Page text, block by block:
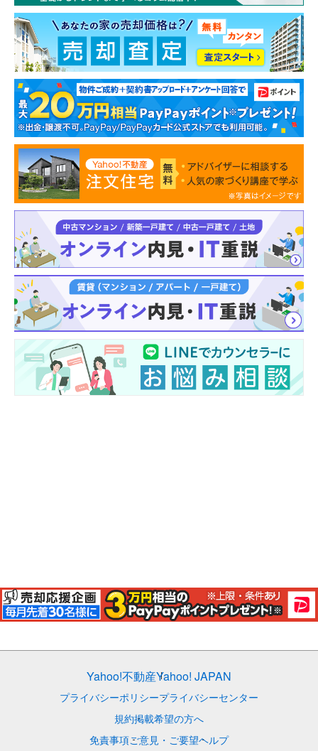
Yahoo!不動産Yahoo! JAPAN
プライバシーポリシープライバシーセンター
規約掲載希望の方へ
免責事項ご意見・ご要望ヘルプ